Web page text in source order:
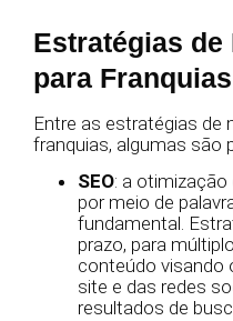
Estratégias
para Franquias
Entre as estratégias de
franquias, algumas são
SEO: a
por meio de
fundamental.
prazo, para
conteúdo visando
site e das redes
resultados de